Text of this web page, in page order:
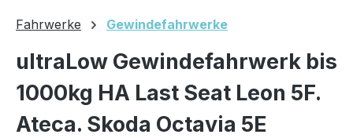
Fahrwerke Gewindefahrwerke
ultraLow Gewindefahrwerk bis
1000kg HA Last Seat Leon 5F.
Ateca. Skoda Octavia 5E